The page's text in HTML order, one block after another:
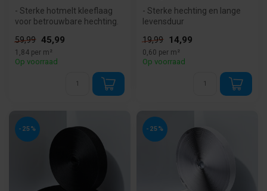
- Sterke hotmelt kleeflaag
voor betrouwbare hechting.
59,99 45,99
1,84 per m²
Op voorraad
- Sterke hechting en lange
levensduur
- Ideaal voor dive...
19,99 14,99
0,60 per m²
Op voorraad
-25% -25%